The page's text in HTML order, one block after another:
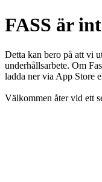
FASS är
Detta kan bero på att vi
underhållsarbete. Om
ladda ner via App Store
Välkommen åter vid ett